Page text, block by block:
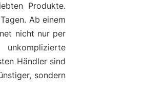
Produkte.
Ab einem
nicht nur per
Händler sind
sondern